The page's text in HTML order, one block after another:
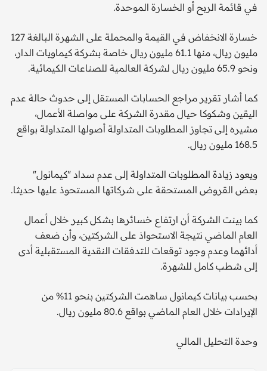
في قائمة الربح أو الخسارة الموحدة.
خسارة الانخفاض في القيمة والمحملة على الشهرة البالغة 127
مليون ريال، منها 61.1 مليون ريال خاصة بشركة كيماويات الدار،
ونحو 65.9 مليون ريال لشركة العالمية للصناعات الكيمائية.
كما أشار تقرير مراجع الحسابات المستقل إلى حدوث حالة عدم
اليقين وشكوكا حيال مقدرة الشركة على مواصلة الأعمال،
مشيره إلى تجاوز المطلوبات المتداولة أصولها المتداولة بواقع
168.5 مليون ريال.
ويعود زيادة المطلوبات المتداولة إلى عدم سداد "كيمانول"
بعض القروض المستحقة على شركاتها المستحوذ عليها حديثا.
كما بينت الشركة أن ارتفاع خسائرها بشكل كبير خلال أعمال
العام الماضي نتيجة الاستحواذ على الشركتين، وأن ضعف
أدائهما وعدم وجود توقعات للتدفقات النقدية المستقبلية أدى
إلى شطب كامل للشهرة.
بحسب بيانات كيمانول ساهمت الشركتين بنحو 11% من
الإيرادات خلال العام الماضي بواقع 80.6 مليون ريال.
وحدة التحليل المالي